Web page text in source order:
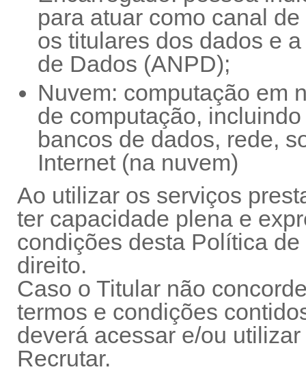
para atuar como canal
os titulares dos dados e
de Dados (ANPD);
Nuvem: computação em
de computação,
bancos de dados, rede,
Internet (na nuvem)
Ao utilizar os serviços
ter capacidade plena e
condições desta Política
direito.
Caso o Titular não
termos e condições
deverá acessar e/ou
Recrutar.